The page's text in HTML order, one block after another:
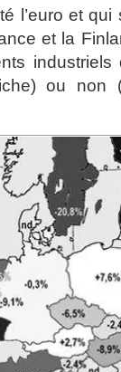
l’euro et
et la
industriels
ou non